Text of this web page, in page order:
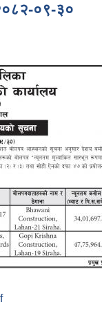
२०८२-०९-३०